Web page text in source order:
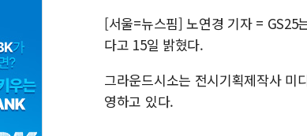
[서울=뉴스핌] 노연경 기자 = GS25
다고 15일 밝혔다.
그라운드시소는 전시기획제작사 미
영하고 있다.